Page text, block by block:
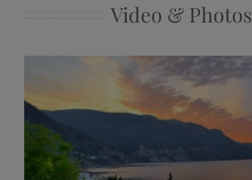
Video & Photos